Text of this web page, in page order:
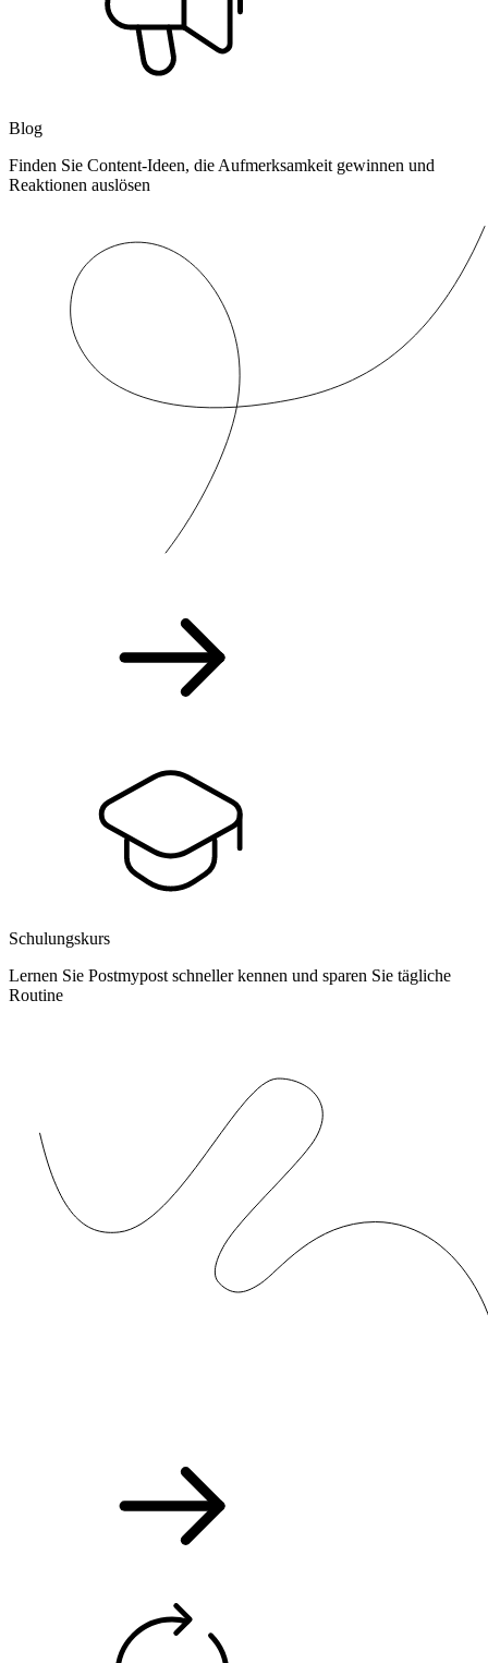
Blog
Finden Sie Content-Ideen, die Aufmerksamkeit gewinnen und
Reaktionen auslösen
Schulungskurs
Lernen Sie Postmypost schneller kennen und sparen Sie tägliche
Routine